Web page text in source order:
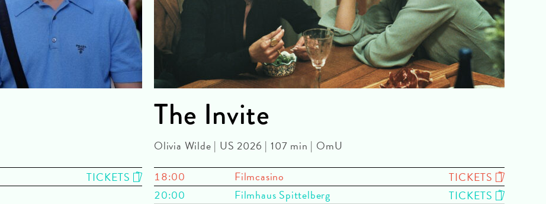
TICKETS
The Invite
Olivia Wilde | US 2026 | 107 min | OmU
18:00
Filmcasino
TICKETS
20:00
Filmhaus Spittelberg TICKETS